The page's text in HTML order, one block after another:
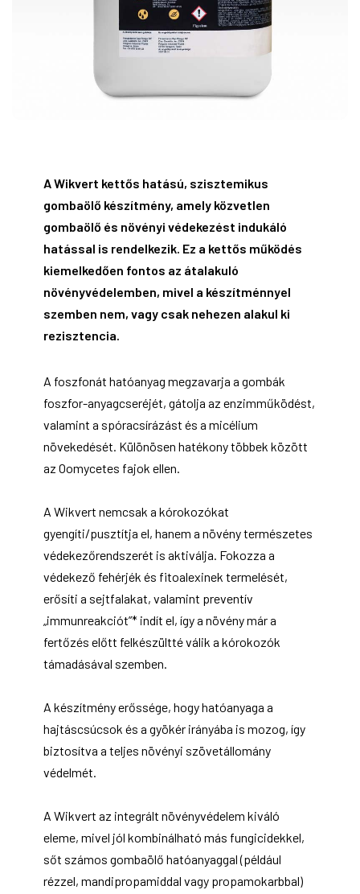
A Wikvert kettős hatású, szisztemikus
gombaölő készítmény, amely közvetlen
gombaölő és növényi védekezést indukáló
hatással is rendelkezik. Ez a kettős működés
kiemelkedően fontos az átalakuló
növényvédelemben, mivel a készítménnyel
szemben nem, vagy csak nehezen alakul ki
rezisztencia.
A foszfonát hatóanyag megzavarja a gombák
foszfor-anyagcseréjét, gátolja az enzimműködést,
valamint a spóracsírázást és a micélium
növekedését. Különösen hatékony többek között
az Oomycetes fajok ellen.
A Wikvert nemcsak a kórokozókat
gyengíti/pusztítja el, hanem a növény természetes
védekezőrendszerét is aktiválja. Fokozza a
védekező fehérjék és fitoalexinek termelését,
erősíti a sejtfalakat, valamint preventív
„immunreakciót”* indít el, így a növény már a
fertőzés előtt felkészültté válik a kórokozók
támadásával szemben.
A készítmény erőssége, hogy hatóanyaga a
hajtáscsúcsok és a gyökér irányába is mozog, így
biztosítva a teljes növényi szövetállomány
védelmét.
A Wikvert az integrált növényvédelem kiváló
eleme, mivel jól kombinálható más fungicidekkel,
sőt számos gombaölő hatóanyaggal (például
rézzel, mandipropamiddal vagy propamokarbbal)